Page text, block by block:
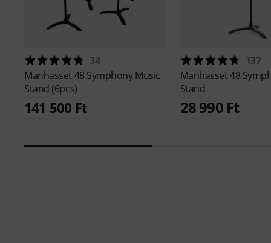
34
Manhasset 48 Symphony Music
Stand (6pcs)
141 500 Ft
137
Manhasset48
Stand
28 990 Ft